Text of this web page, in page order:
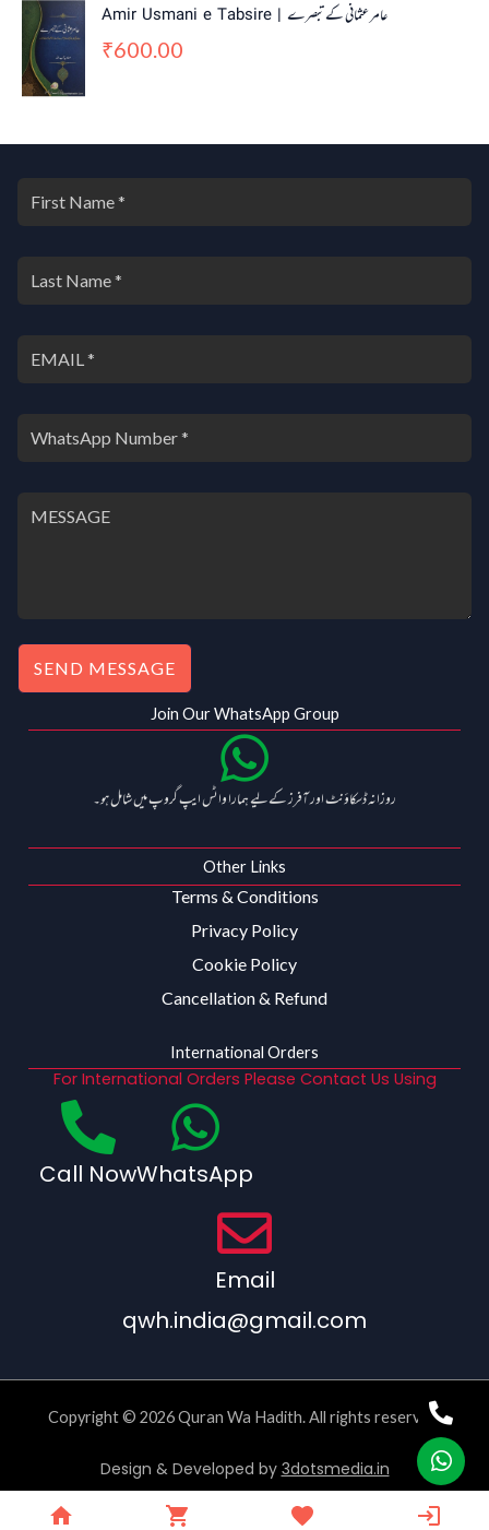
Amir Usmani e Tabsire | عامر عثمانی کے تبصرے
₹600.00
SEND MESSAGE
Join Our WhatsApp Group
روزانہ ڈسکاؤنٹ اور آفرز کے لیے ہمارا واٹس ایپ گروپ میں شامل ہو۔
Other Links
Terms & Conditions
Privacy Policy
Cookie Policy
Cancellation & Refund
International Orders
For International Orders Please Contact Us Using
Call NowWhatsApp
Email
qwh.india@gmail.com
Copyright © 2026 Quran Wa Hadith. All rights reserved.
Design & Developed by 3dotsmedia.in